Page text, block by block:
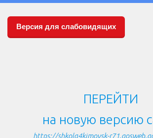
Версия для слабовидящих
ПЕРЕЙТИ
на новую версию
https://shkola4kimovsk-